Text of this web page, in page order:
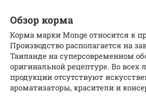
Обзор корма
Корма марки Monge относится к
Производство располагается на
Таиланде на суперсовременном
оригинальной рецептуре. Во всех
продукции отсутствуют
ароматизаторы, красители и